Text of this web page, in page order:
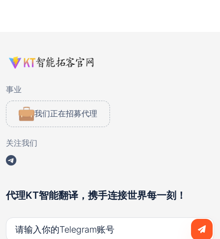
事业
我们正在招募代理
关注我们
代理KT智能翻译，携手连接世界每一刻！